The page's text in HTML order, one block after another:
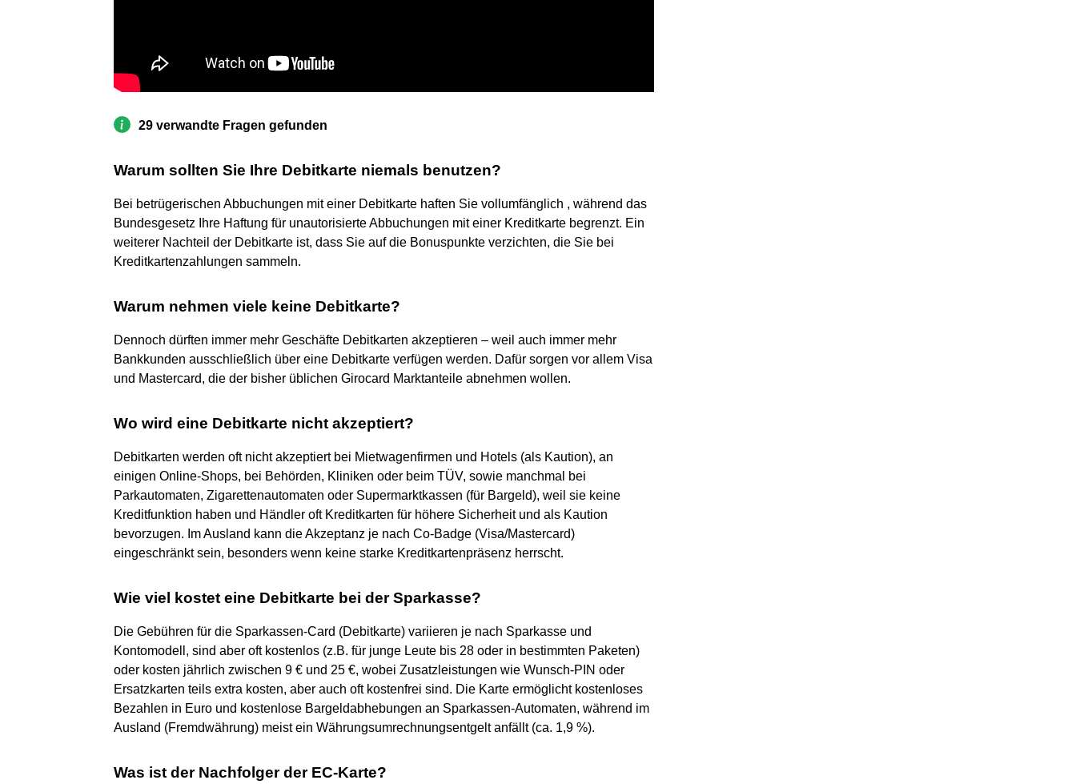
29 verwandte Fragen gefunden
Warum sollten Sie Ihre Debitkarte niemals benutzen?
Bei betrügerischen Abbuchungen mit einer Debitkarte haften Sie vollumfänglich , während das
Bundesgesetz Ihre Haftung für unautorisierte Abbuchungen mit einer Kreditkarte begrenzt. Ein
weiterer Nachteil der Debitkarte ist, dass Sie auf die Bonuspunkte verzichten, die Sie bei
Kreditkartenzahlungen sammeln.
Warum nehmen viele keine Debitkarte?
Dennoch dürften immer mehr Geschäfte Debitkarten akzeptieren – weil auch immer mehr
Bankkunden ausschließlich über eine Debitkarte verfügen werden. Dafür sorgen vor allem Visa
und Mastercard, die der bisher üblichen Girocard Marktanteile abnehmen wollen.
Wo wird eine Debitkarte nicht akzeptiert?
Debitkarten werden oft nicht akzeptiert bei Mietwagenfirmen und Hotels (als Kaution), an
einigen Online-Shops, bei Behörden, Kliniken oder beim TÜV, sowie manchmal bei
Parkautomaten, Zigarettenautomaten oder Supermarktkassen (für Bargeld), weil sie keine
Kreditfunktion haben und Händler oft Kreditkarten für höhere Sicherheit und als Kaution
bevorzugen. Im Ausland kann die Akzeptanz je nach Co-Badge (Visa/Mastercard)
eingeschränkt sein, besonders wenn keine starke Kreditkartenpräsenz herrscht.
Wie viel kostet eine Debitkarte bei der Sparkasse?
Die Gebühren für die Sparkassen-Card (Debitkarte) variieren je nach Sparkasse und
Kontomodell, sind aber oft kostenlos (z.B. für junge Leute bis 28 oder in bestimmten Paketen)
oder kosten jährlich zwischen 9 € und 25 €, wobei Zusatzleistungen wie Wunsch-PIN oder
Ersatzkarten teils extra kosten, aber auch oft kostenfrei sind. Die Karte ermöglicht kostenloses
Bezahlen in Euro und kostenlose Bargeldabhebungen an Sparkassen-Automaten, während im
Ausland (Fremdwährung) meist ein Währungsumrechnungsentgelt anfällt (ca. 1,9 %).
Was ist der Nachfolger der EC-Karte?